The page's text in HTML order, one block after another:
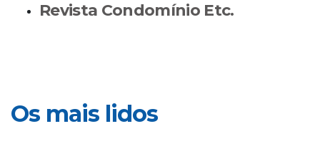
Revista Condomínio Etc.
Os mais lidos